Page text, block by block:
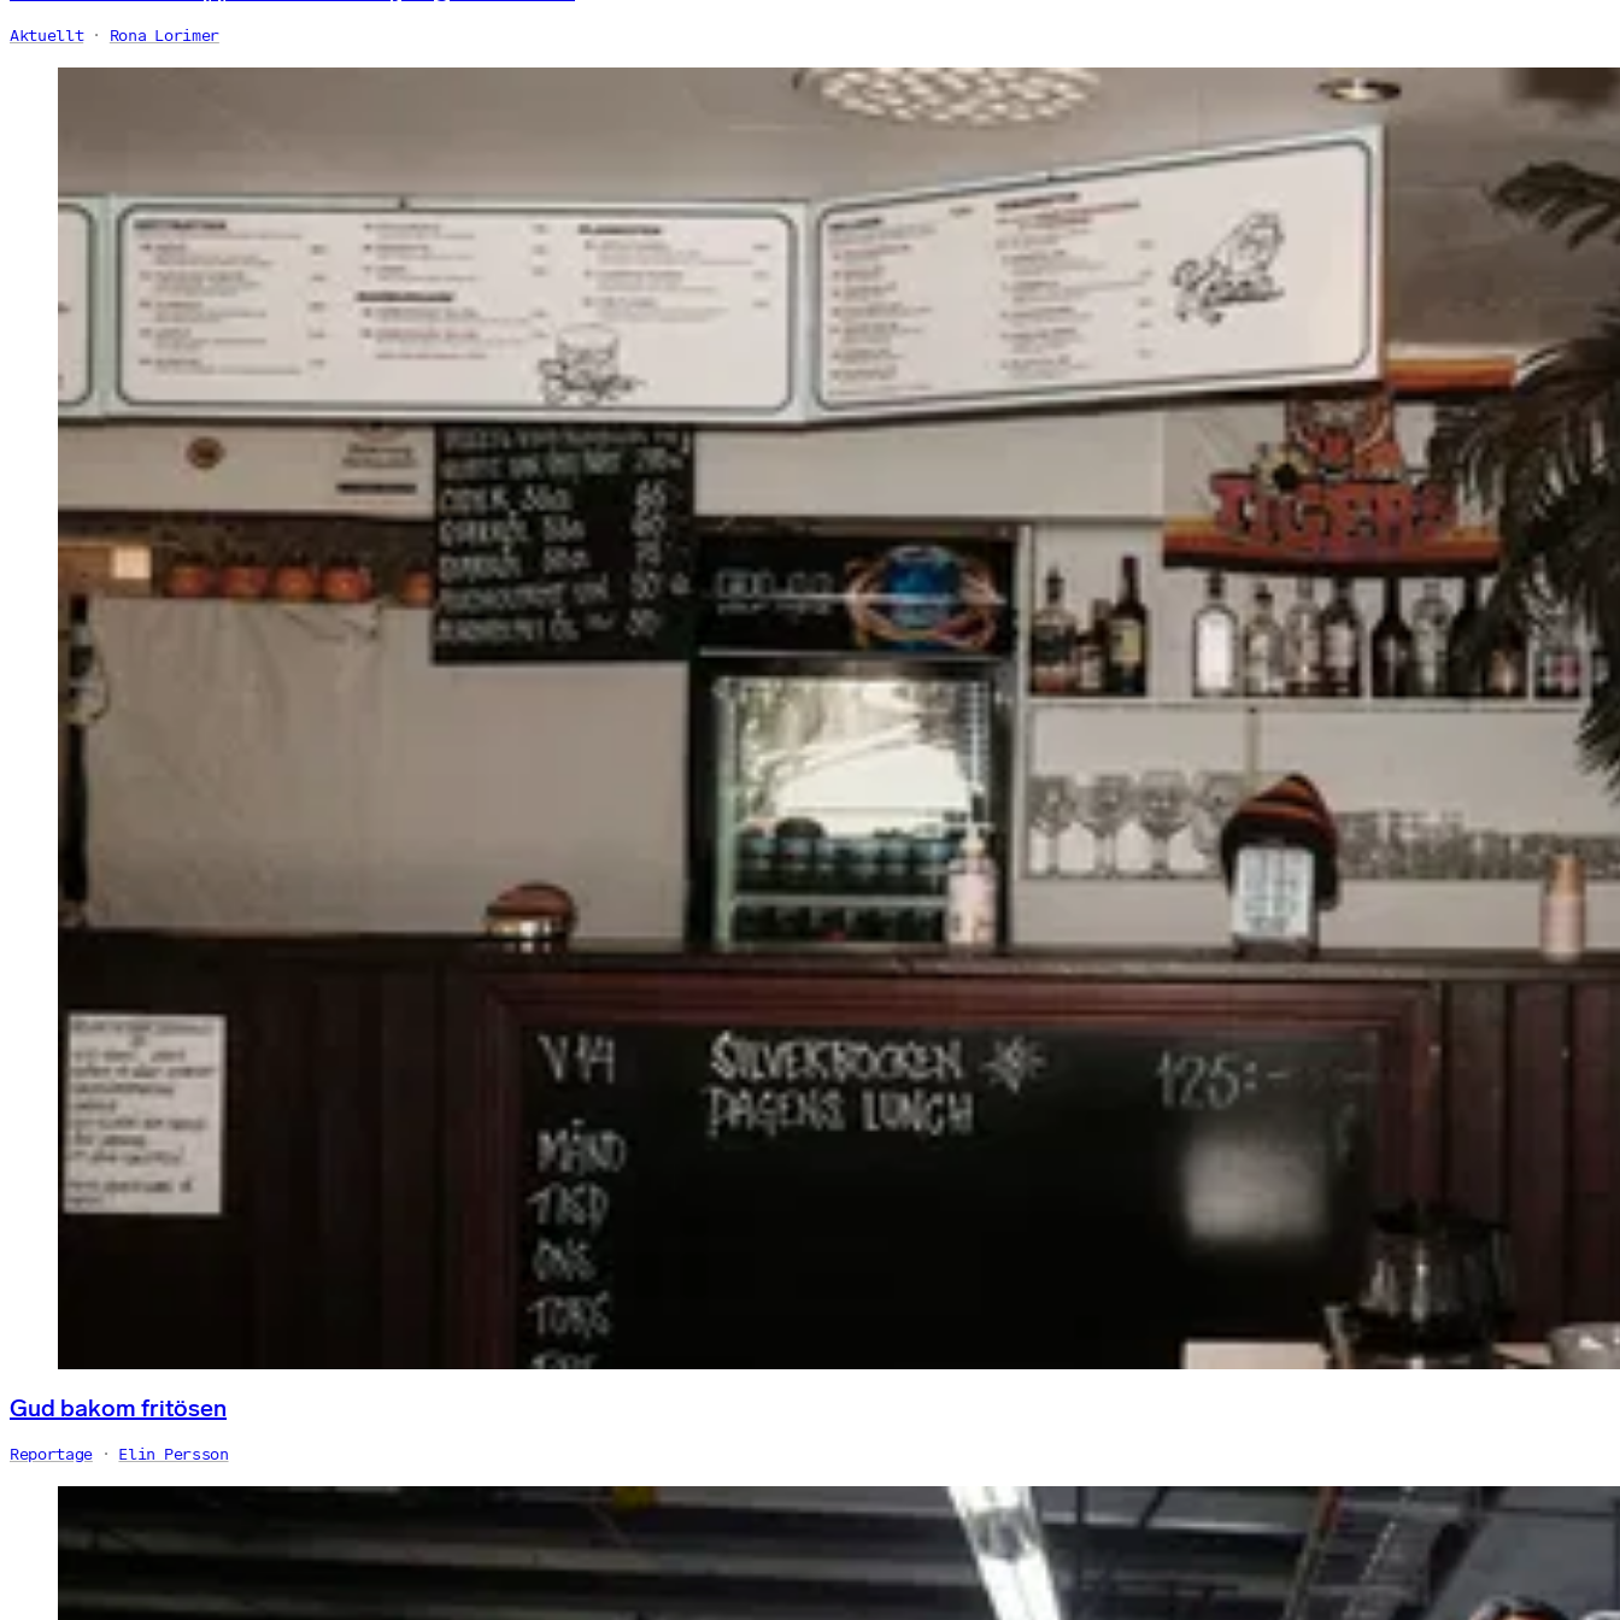
Aktuellt Rona Lorimer
Gud bakom fritösen
Reportage Elin Persson